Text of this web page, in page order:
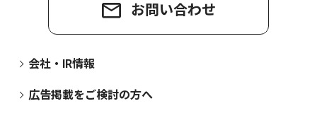
お問い合わせ
会社・IR情報
広告掲載をご検討の方へ